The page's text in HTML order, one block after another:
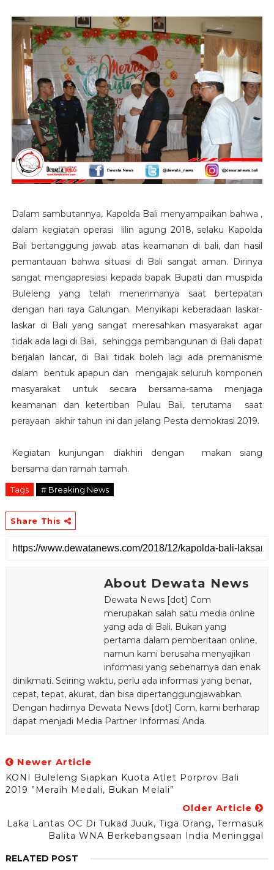
Dalam sambutannya, Kapolda Bali menyampaikan bahwa ,
dalam kegiatan operasi lilin agung 2018, selaku Kapolda
Bali bertanggung jawab atas keamanan di bali, dan hasil
pemantauan bahwa situasi di Bali sangat aman. Dirinya
sangat mengapresiasi kepada bapak Bupati dan muspida
Buleleng yang telah menerimanya saat bertepatan
dengan hari raya Galungan. Menyikapi keberadaan laskar-
laskar di Bali yang sangat meresahkan masyarakat agar
tidak ada lagi di Bali, sehingga pembangunan di Bali dapat
berjalan lancar, di Bali tidak boleh lagi ada premanisme
dalam bentuk apapun dan mengajak seluruh komponen
masyarakat untuk secara bersama-sama menjaga
keamanan dan ketertiban Pulau Bali, terutama saat
perayaan akhir tahun ini dan jelang Pesta demokrasi 2019.
Kegiatan kunjungan diakhiri dengan makan siang
bersama dan ramah tamah.
Tags # Breaking News
Share This
About Dewata News
Dewata News [dot] Com
merupakan salah satu media online
yang ada di Bali. Bukan yang
pertama dalam pemberitaan online,
namun kami berusaha menyajikan
informasi yang sebenarnya dan enak
dinikmati. Seiring waktu, perlu ada informasi yang benar,
cepat, tepat, akurat, dan bisa dipertanggungjawabkan.
Dengan hadirnya Dewata News [dot] Com, kami berharap
dapat menjadi Media Partner Informasi Anda.
Newer Article
KONI Buleleng Siapkan Kuota Atlet Porprov Bali
2019 ”Meraih Medali, Bukan Melali”
Older Article
Laka Lantas OC Di Tukad Juuk, Tiga Orang, Termasuk
Balita WNA Berkebangsaan India Meninggal
RELATED POST